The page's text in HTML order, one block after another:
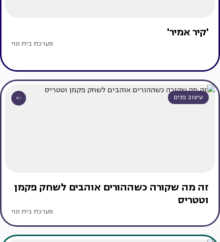
'קיר אמיר'
מערכת בית ונוי
עיצוב פנים
זה מה שקורה כשההורים אוהבים לשחק פקמן
וטטריס
מערכת בית ונוי